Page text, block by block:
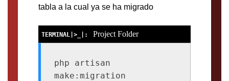
tabla a la cual ya se ha migrado
Project Folder
php artisan
make:migration